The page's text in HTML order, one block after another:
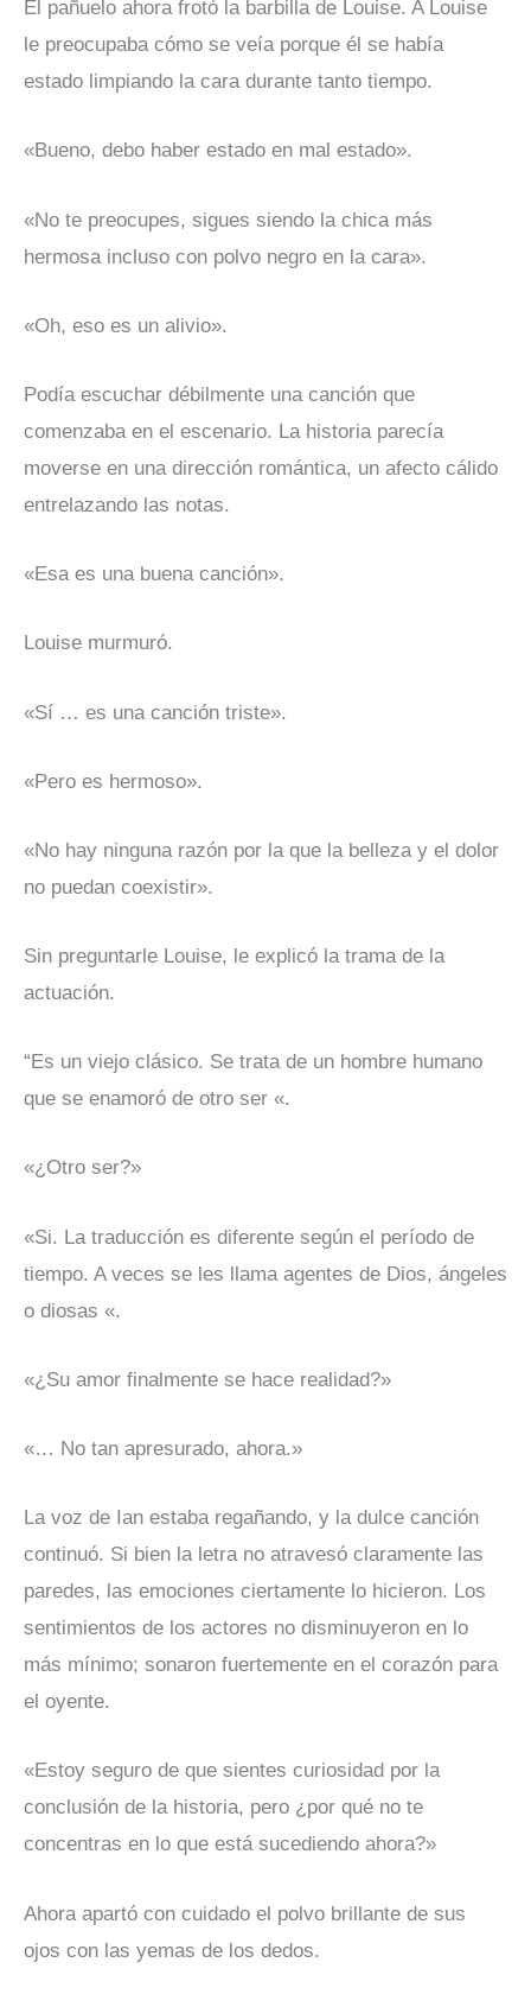
El pañuelo ahora frotó la barbilla de Louise. A Louise
le preocupaba cómo se veía porque él se había
estado limpiando la cara durante tanto tiempo.
«Bueno, debo haber estado en mal estado».
«No te preocupes, sigues siendo la chica más
hermosa incluso con polvo negro en la cara».
«Oh, eso es un alivio».
Podía escuchar débilmente una canción que
comenzaba en el escenario. La historia parecía
moverse en una dirección romántica, un afecto cálido
entrelazando las notas.
«Esa es una buena canción».
Louise murmuró.
«Sí … es una canción triste».
«Pero es hermoso».
«No hay ninguna razón por la que la belleza y el dolor
no puedan coexistir».
Sin preguntarle Louise, le explicó la trama de la
actuación.
“Es un viejo clásico. Se trata de un hombre humano
que se enamoró de otro ser «.
«¿Otro ser?»
«Si. La traducción es diferente según el período de
tiempo. A veces se les llama agentes de Dios, ángeles
o diosas «.
«¿Su amor finalmente se hace realidad?»
«… No tan apresurado, ahora.»
La voz de Ian estaba regañando, y la dulce canción
continuó. Si bien la letra no atravesó claramente las
paredes, las emociones ciertamente lo hicieron. Los
sentimientos de los actores no disminuyeron en lo
más mínimo; sonaron fuertemente en el corazón para
el oyente.
«Estoy seguro de que sientes curiosidad por la
conclusión de la historia, pero ¿por qué no te
concentras en lo que está sucediendo ahora?»
Ahora apartó con cuidado el polvo brillante de sus
ojos con las yemas de los dedos.